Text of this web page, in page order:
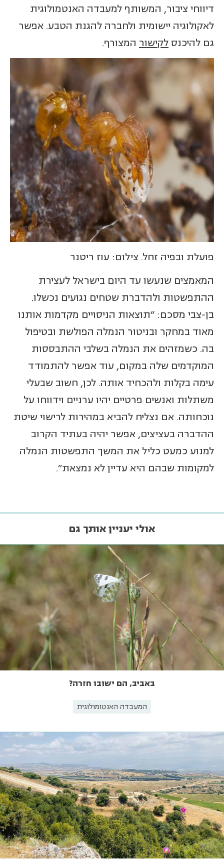
דיווחי ציבור, המשותף למעבדה האנטמולוגית
לאקולוגיה יישומית ולחברה להגנת הטבע. אפשר
גם להיכנס לקישור המצורף.
פועלת ובפיה זחל. צילום: עוז ריטנר
המאמצים שנעשו עד היום בישראל לעצירת
ההתפשטות ולהדברת שטחים נגועים נכשלו.
בן-צבי מסכם: "תוצאות הניסויים מקדמות אותנו
מאוד במחקר ובניטור הנמלה הפולשת ובטיפול
בה. כשמזהים את הנמלה בשלבי ההתבססות
המוקדמים שלה במקום, עוד אפשר להתמודד
עימה בקלות ולהכחיד אותה. לכן, חשוב שבעלי
משתלות ואנשים פרטיים יהיו ערניים וידווחו על
נוכחותה. אם נצליח להביא במהירות לרישוי שיטת
ההדברה בעציצים, אפשר יהיה בעתיד הקרוב
למנוע כמעט כליל את המשך התפשטות הנמלה
למקומות שבהם היא עדיין לא נמצאת".
אולי יעניין אותך גם
באביב, הם ישובו חזרה?
המעבדה האנטומולוגית